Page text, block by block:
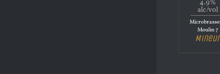
4.9%
alc/vol
Moulin 7
Mineur